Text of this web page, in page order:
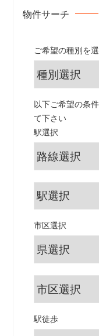
物件サーチ
ご希望の種別を
以下ご希望の条
て下さい
駅選択
市区選択
駅徒歩